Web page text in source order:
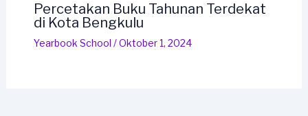
Percetakan Buku Tahunan Terdekat
di Kota Bengkulu
Yearbook School /Oktober 1, 2024